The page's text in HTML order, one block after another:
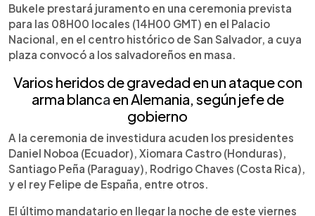
Bukele prestará juramento en una ceremonia prevista
para las 08H00 locales (14H00 GMT) en el Palacio
Nacional, en el centro histórico de San Salvador, a cuya
plaza convocó a los salvadoreños en masa.
Varios heridos de gravedad en un ataque con
arma blanca en Alemania, según jefe de
gobierno
A la ceremonia de investidura acuden los presidentes
Daniel Noboa (Ecuador), Xiomara Castro (Honduras),
Santiago Peña (Paraguay), Rodrigo Chaves (Costa Rica),
y el rey Felipe de España, entre otros.
El último mandatario en llegar la noche de este viernes